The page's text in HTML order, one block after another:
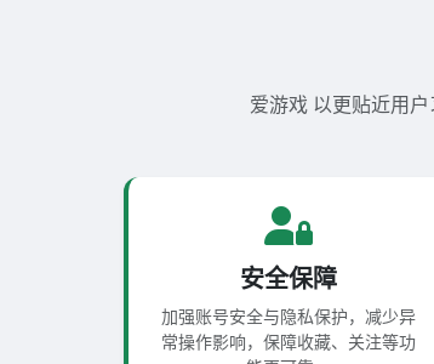
爱游戏 以更贴近用
安全保障
加强账号安全与隐私保护，减少异
常操作影响，保障收藏、关注等功